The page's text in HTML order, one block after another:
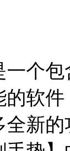
一个
软
新